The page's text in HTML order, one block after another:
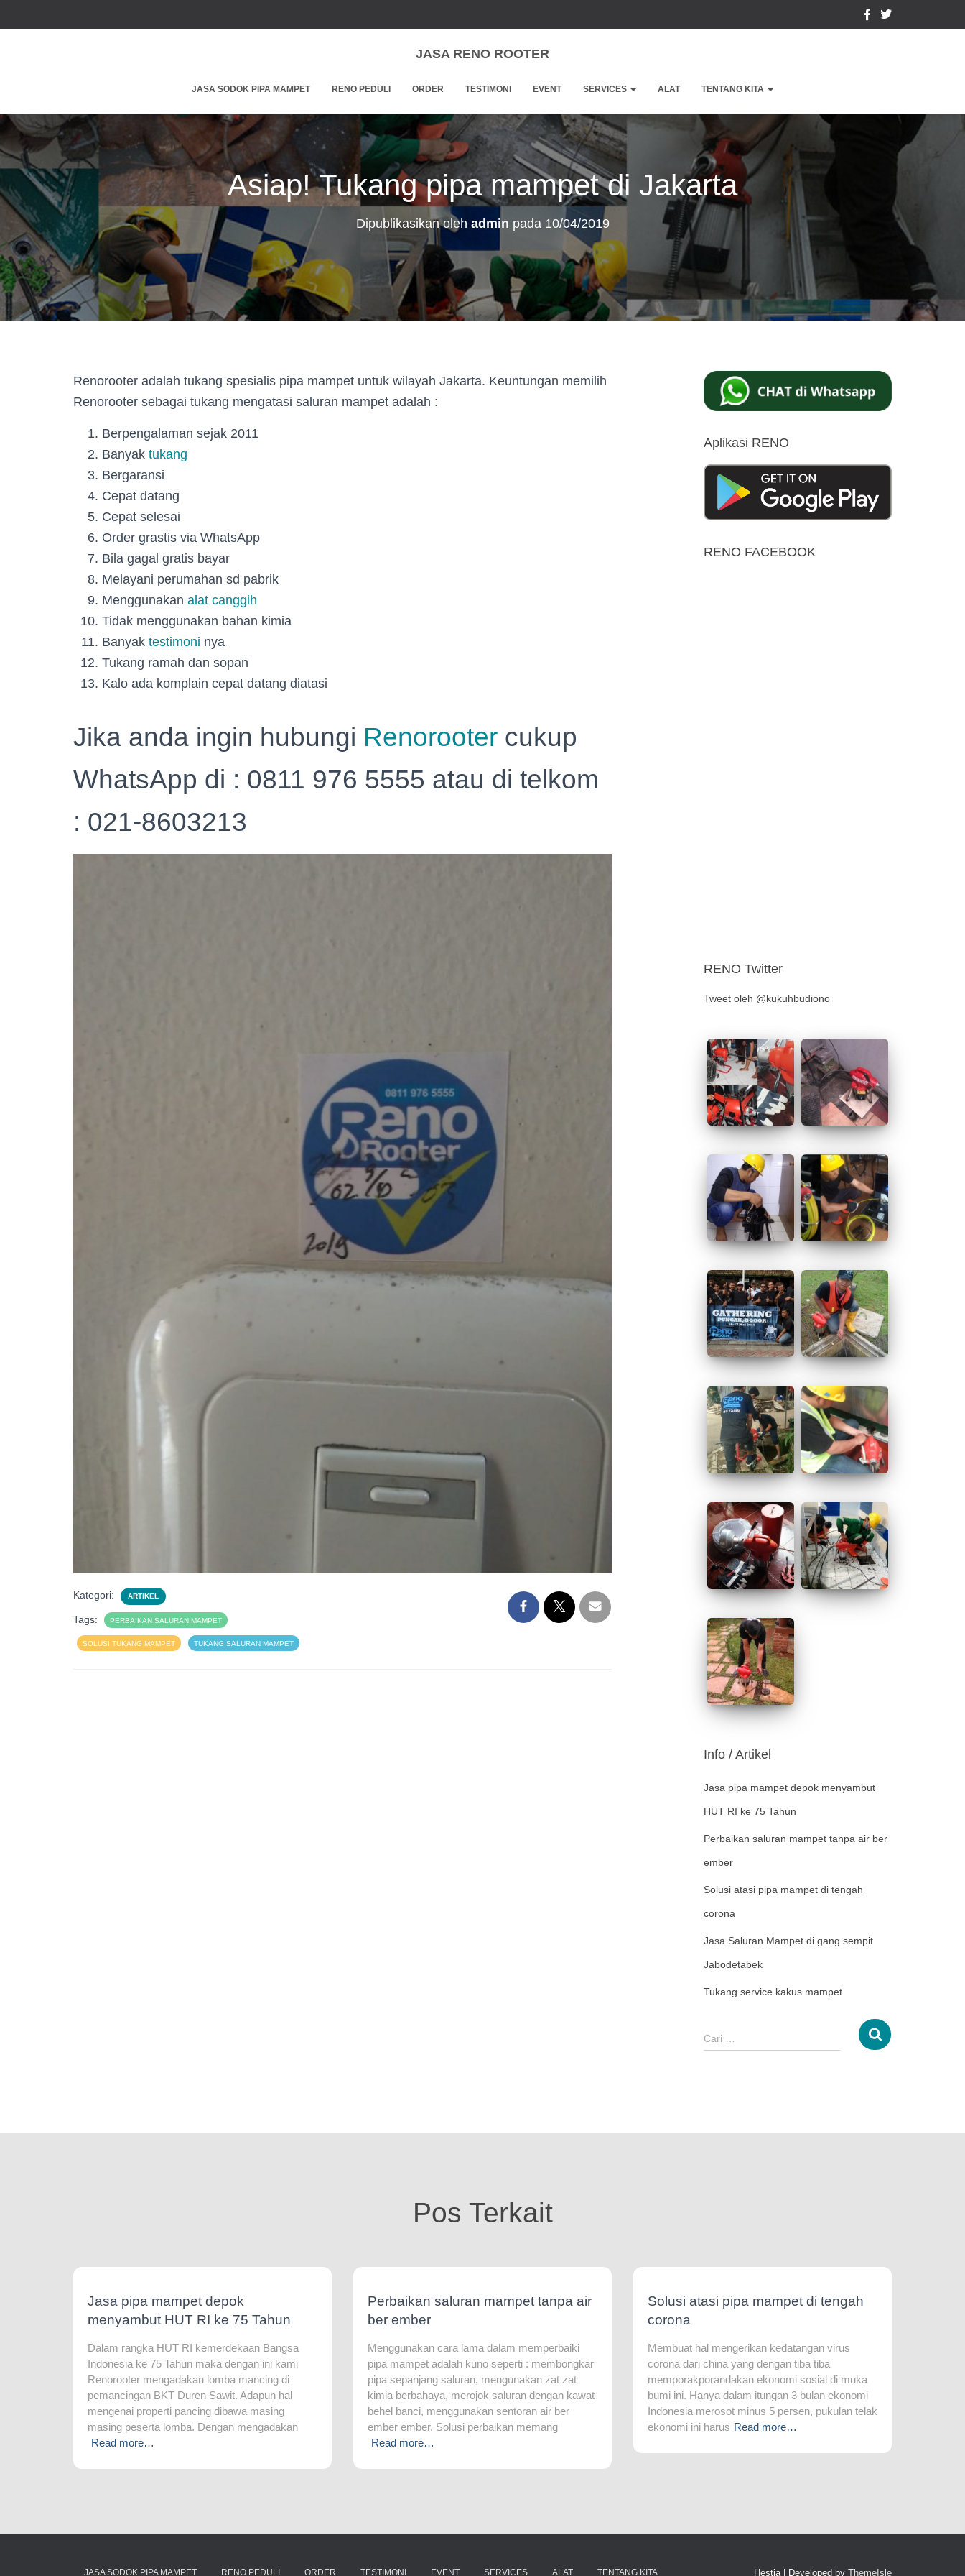
JASA RENO ROOTER
JASA SODOK PIPA MAMPET RENO PEDULI ORDER TESTIMONI EVENT SERVICES ALAT TENTANG KITA
Asiap! Tukang pipa mampet di Jakarta
Dipublikasikan oleh admin pada 10/04/2019
Renorooter adalah tukang spesialis pipa mampet untuk wilayah Jakarta. Keuntungan memilih
Renorooter sebagai tukang mengatasi saluran mampet adalah :
Berpengalaman sejak 2011
Banyak tukang
Bergaransi
Cepat datang
Cepat selesai
Order grastis via WhatsApp
Bila gagal gratis bayar
Melayani perumahan sd pabrik
Menggunakan alat canggih
Tidak menggunakan bahan kimia
Banyak testimoni nya
Tukang ramah dan sopan
Kalo ada komplain cepat datang diatasi
Jika anda ingin hubungi Renorooter cukup
WhatsApp di : 0811 976 5555 atau di telkom
: 021-8603213
Kategori: ARTIKEL
Tags: PERBAIKAN SALURAN MAMPET
SOLUSI TUKANG MAMPET TUKANG SALURAN MAMPET
Aplikasi RENO
RENO FACEBOOK
RENO Twitter
Tweet oleh @kukuhbudiono
Info / Artikel
Jasa pipa mampet depok menyambut
HUT RI ke 75 Tahun
Perbaikan saluran mampet tanpa air ber
ember
Solusi atasi pipa mampet di tengah
corona
Jasa Saluran Mampet di gang sempit
Jabodetabek
Tukang service kakus mampet
Cari …
Pos Terkait
Jasa pipa mampet depok
menyambut HUT RI ke 75 Tahun
Dalam rangka HUT RI kemerdekaan Bangsa
Indonesia ke 75 Tahun maka dengan ini kami
Renorooter mengadakan lomba mancing di
pemancingan BKT Duren Sawit. Adapun hal
mengenai properti pancing dibawa masing
masing peserta lomba. Dengan mengadakan
Read more…
Perbaikan saluran mampet tanpa air
ber ember
Menggunakan cara lama dalam memperbaiki
pipa mampet adalah kuno seperti : membongkar
pipa sepanjang saluran, mengunakan zat zat
kimia berbahaya, merojok saluran dengan kawat
behel banci, menggunakan sentoran air ber
ember ember. Solusi perbaikan memang
Read more…
Solusi atasi pipa mampet di tengah
corona
Membuat hal mengerikan kedatangan virus
corona dari china yang dengan tiba tiba
memporakporandakan ekonomi sosial di muka
bumi ini. Hanya dalam itungan 3 bulan ekonomi
Indonesia merosot minus 5 persen, pukulan telak
ekonomi ini harus Read more…
JASA SODOK PIPA MAMPET RENO PEDULI ORDER TESTIMONI EVENT SERVICES ALAT TENTANG KITA Hestia | Developed by ThemeIsle